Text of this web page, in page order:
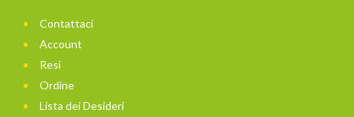
Contattaci
Account
Resi
Ordine
Lista dei Desideri